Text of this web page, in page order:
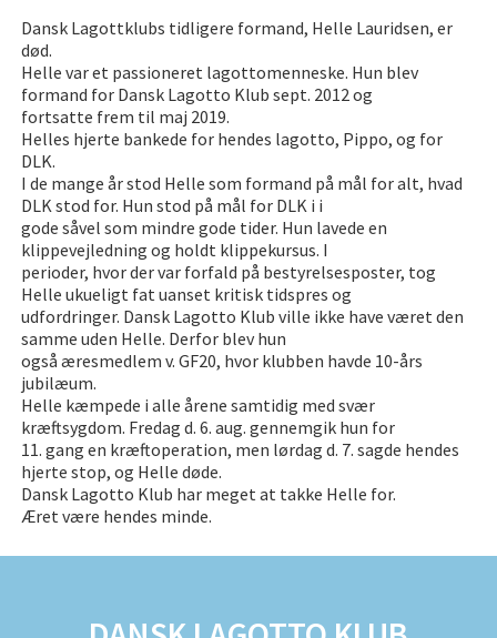
Dansk Lagottklubs tidligere formand, Helle Lauridsen, er
død.
Helle var et passioneret lagottomenneske. Hun blev
formand for Dansk Lagotto Klub sept. 2012 og
fortsatte frem til maj 2019.
Helles hjerte bankede for hendes lagotto, Pippo, og for
DLK.
I de mange år stod Helle som formand på mål for alt, hvad
DLK stod for. Hun stod på mål for DLK i i
gode såvel som mindre gode tider. Hun lavede en
klippevejledning og holdt klippekursus. I
perioder, hvor der var forfald på bestyrelsesposter, tog
Helle ukueligt fat uanset kritisk tidspres og
udfordringer. Dansk Lagotto Klub ville ikke have været den
samme uden Helle. Derfor blev hun
også æresmedlem v. GF20, hvor klubben havde 10-års
jubilæum.
Helle kæmpede i alle årene samtidig med svær
kræftsygdom. Fredag d. 6. aug. gennemgik hun for
11. gang en kræftoperation, men lørdag d. 7. sagde hendes
hjerte stop, og Helle døde.
Dansk Lagotto Klub har meget at takke Helle for.
Æret være hendes minde.